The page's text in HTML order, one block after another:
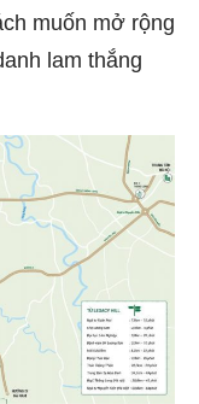
muốn mở rộng
lam thắng